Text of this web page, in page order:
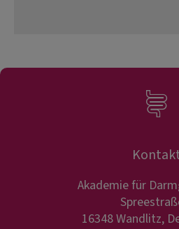
Akademie für
16348 Wandlitz,